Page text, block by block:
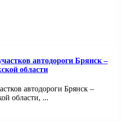
автодороги Брянск –
области
автодороги Брянск –
области, ...